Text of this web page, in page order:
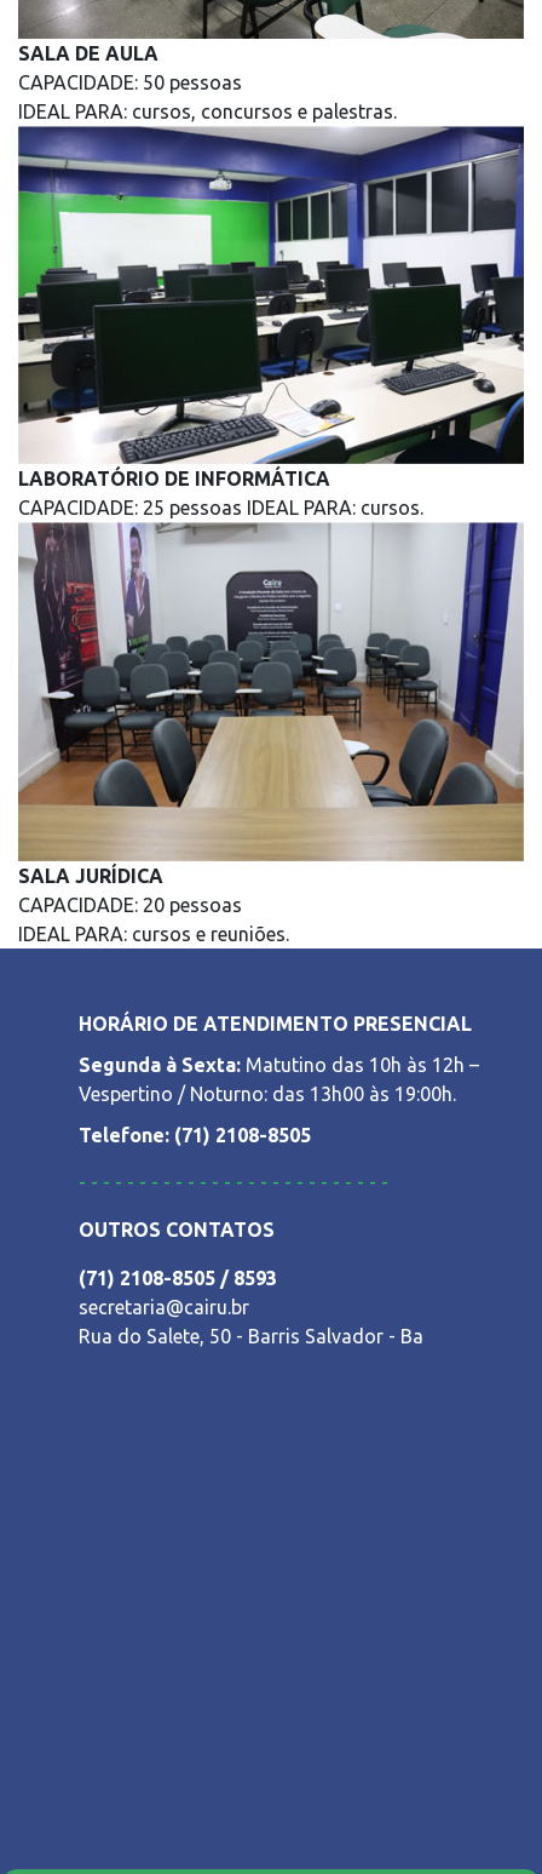
SALA DE AULA
CAPACIDADE: 50 pessoas
IDEAL PARA: cursos, concursos e palestras.
LABORATÓRIO DE INFORMÁTICA
CAPACIDADE: 25 pessoas IDEAL PARA: cursos.
SALA JURÍDICA
CAPACIDADE: 20 pessoas
IDEAL PARA: cursos e reuniões.
HORÁRIO DE ATENDIMENTO PRESENCIAL
Segunda à Sexta: Matutino das 10h às 12h –
Vespertino / Noturno: das 13h00 às 19:00h.
Telefone: (71) 2108-8505
--------------------------
OUTROS CONTATOS
(71) 2108-8505 / 8593
secretaria@cairu.br
Rua do Salete, 50 - Barris Salvador - Ba